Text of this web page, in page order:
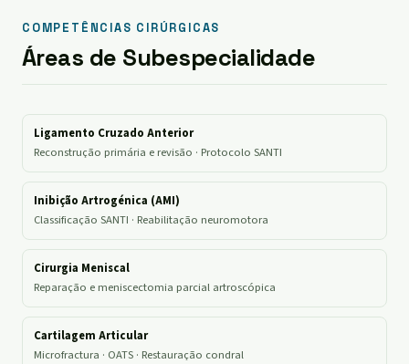
COMPETÊNCIAS CIRÚRGICAS
Áreas de Subespecialidade
Ligamento Cruzado Anterior
Reconstrução primária e revisão · Protocolo SANTI
Inibição Artrogénica (AMI)
Classificação SANTI · Reabilitação neuromotora
Cirurgia Meniscal
Reparação e meniscectomia parcial artroscópica
Cartilagem Articular
Microfractura · OATS · Restauração condral